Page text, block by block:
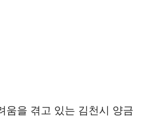
움을 겪고 있는 김천시 양금